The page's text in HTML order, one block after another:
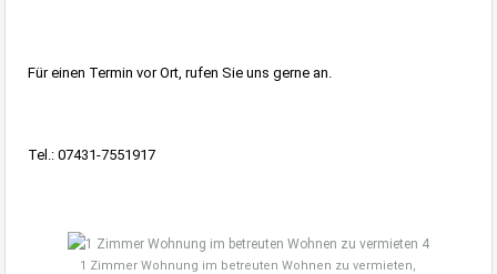
Für einen Termin vor Ort, rufen Sie uns gerne an.
Tel.: 07431-7551917
1 Zimmer Wohnung im betreuten Wohnen zu vermieten,